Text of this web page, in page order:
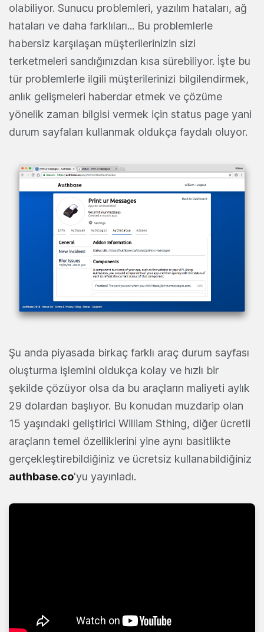
olabiliyor. Sunucu problemleri, yazılım hataları, ağ
hataları ve daha farklıları... Bu problemlerle
habersiz karşılaşan müşterilerinizin sizi
terketmeleri sandığınızdan kısa sürebiliyor. İşte bu
tür problemlerle ilgili müşterilerinizi bilgilendirmek,
anlık gelişmeleri haberdar etmek ve çözüme
yönelik zaman bilgisi vermek için status page yani
durum sayfaları kullanmak oldukça faydalı oluyor.
Şu anda piyasada birkaç farklı araç durum sayfası
oluşturma işlemini oldukça kolay ve hızlı bir
şekilde çözüyor olsa da bu araçların maliyeti aylık
29 dolardan başlıyor. Bu konudan muzdarip olan
15 yaşındaki geliştirici William Sthing, diğer ücretli
araçların temel özelliklerini yine aynı basitlikte
gerçekleştirebildiğiniz ve ücretsiz kullanabildiğiniz
authbase.co'yu yayınladı.